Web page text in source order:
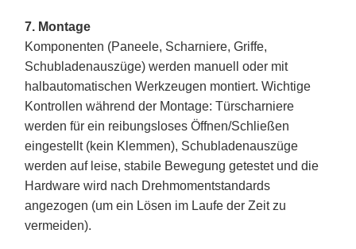
7. Montage
Komponenten (Paneele, Scharniere, Griffe,
Schubladenauszüge) werden manuell oder mit
halbautomatischen Werkzeugen montiert. Wichtige
Kontrollen während der Montage: Türscharniere
werden für ein reibungsloses Öffnen/Schließen
eingestellt (kein Klemmen), Schubladenauszüge
werden auf leise, stabile Bewegung getestet und die
Hardware wird nach Drehmomentstandards
angezogen (um ein Lösen im Laufe der Zeit zu
vermeiden).